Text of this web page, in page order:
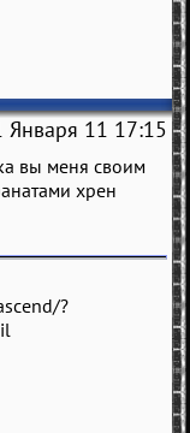
Января 11 17:15
вы мeня своим
хрeн
?